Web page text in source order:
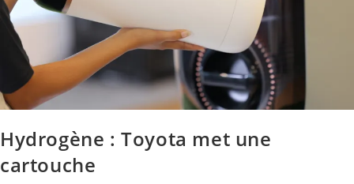
Hydrogène : Toyota met une
cartouche